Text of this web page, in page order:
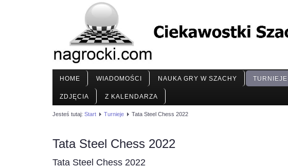
HOME WIADOMOŚCI NAUKA GRY W SZACHY TURNIEJE
ZDJĘCIA Z KALENDARZA
Jesteś tutaj: Start Turnieje Tata Steel Chess 2022
Tata Steel Chess 2022
Tata Steel Chess 2022